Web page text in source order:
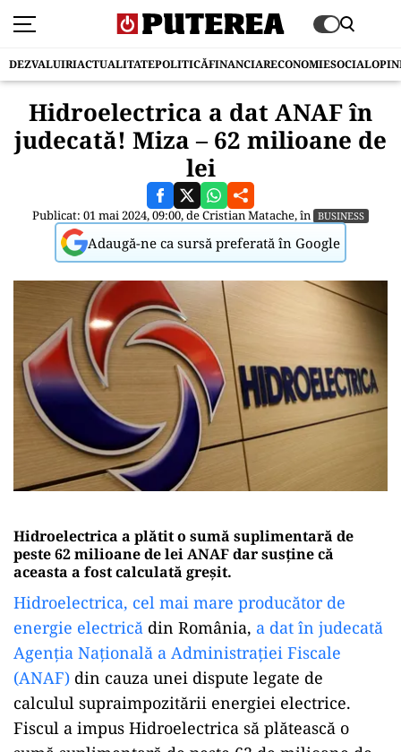
DEZVALUIRIACTUALITATEPOLITICĂFINANCIARECONOMIESOCIAL
Hidroelectrica a dat ANAF în
judecată! Miza – 62 milioane de
lei
Publicat: 01 mai 2024, 09:00, deCristian Matache, în BUSINESS
Adaugă-ne ca sursă preferată în Google
Hidroelectrica a plătit o sumă suplimentară de
peste 62 milioane de lei ANAF dar susține că
aceasta a fost calculată greșit.
Hidroelectrica, cel mai mare producător de
energie electrică din România, a dat în judecată
Agenția Națională a Administrației Fiscale
(ANAF) din cauza unei dispute legate de
calculul supraimpozitării energiei electrice.
Fiscul a impus Hidroelectrica să plătească o